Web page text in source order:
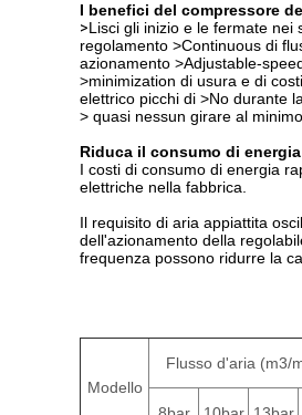
I benefici del compressore
>Lisci gli inizio e le fermate nei
regolamento >Continuous di
azionamento >Adjustable-
>minimization di usura e di
elettrico picchi di >No durante
> quasi nessun girare al minimo
Riduca il consumo di energia
I costi di consumo di energia
elettriche nella fabbrica.
Il requisito di aria appiattita
dell'azionamento della
frequenza possono ridurre la
Modello
Flusso d'aria (m3/